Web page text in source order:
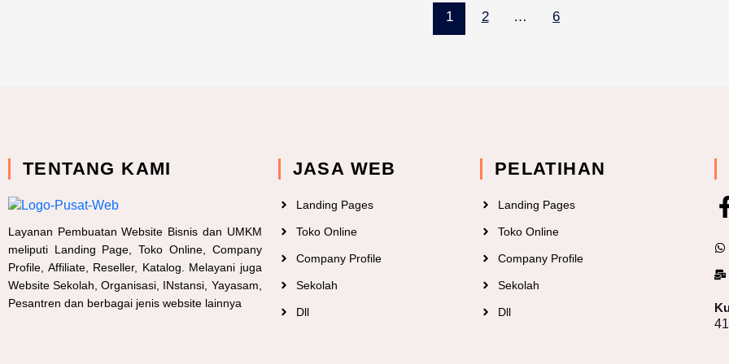
1 2 … 6
TENTANG KAMI
Layanan Pembuatan Website Bisnis dan UMKM
meliputi Landing Page, Toko Online, Company
Profile, Affiliate, Reseller, Katalog. Melayani juga
Website Sekolah, Organisasi, INstansi, Yayasam,
Pesantren dan berbagai jenis website lainnya
JASA WEB
Landing Pages
Toko Online
Company Profile
Sekolah
Dll
PELATIHAN
Landing Pages
Toko Online
Company Profile
Sekolah
Dll